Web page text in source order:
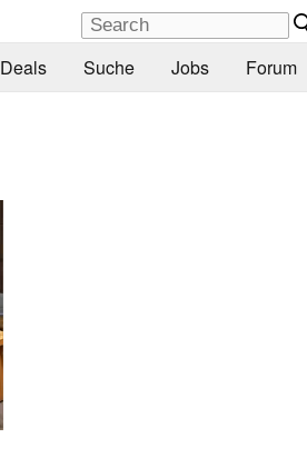
Deals Suche Jobs Forum